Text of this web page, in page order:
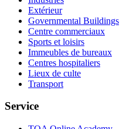
Extérieur
Governmental Buildings
Centre commerciaux
Sports et loisirs
Immeubles de bureaux
Centres hospitaliers
Lieux de culte
Transport
Service